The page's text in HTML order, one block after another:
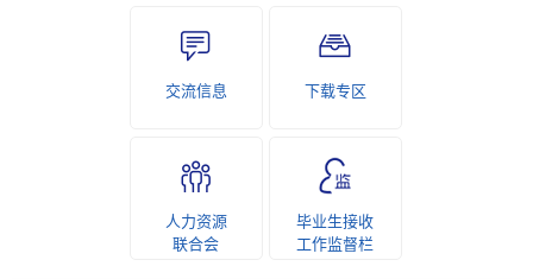
交流信息 下载专区
人力资源
联合会
毕业生接收
工作监督栏